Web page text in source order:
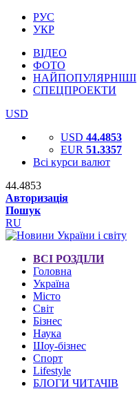
РУС
УКР
ВІДЕО
ФОТО
НАЙПОПУЛЯРНІШІ
СПЕЦПРОЕКТИ
USD
USD 44.4853
EUR 51.3357
Всі курси валют
44.4853
Авторизація
Пошук
RU
ВСІ РОЗДІЛИ
Головна
Україна
Місто
Світ
Бізнес
Наука
Шоу-бізнес
Спорт
Lifestyle
БЛОГИ ЧИТАЧІВ